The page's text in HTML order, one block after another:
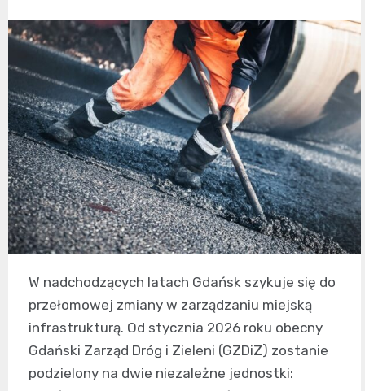
W nadchodzących latach Gdańsk szykuje się do
przełomowej zmiany w zarządzaniu miejską
infrastrukturą. Od stycznia 2026 roku obecny
Gdański Zarząd Dróg i Zieleni (GZDiZ) zostanie
podzielony na dwie niezależne jednostki: